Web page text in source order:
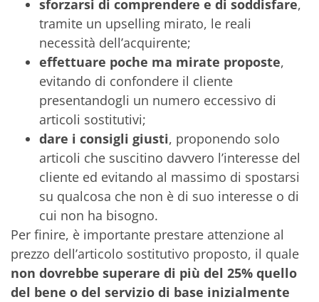
sforzarsi di comprendere e di soddisfare,
tramite un upselling mirato, le reali
necessità dell’acquirente;
effettuare poche ma mirate proposte,
evitando di confondere il cliente
presentandogli un numero eccessivo di
articoli sostitutivi;
dare i consigli giusti, proponendo solo
articoli che suscitino davvero l’interesse del
cliente ed evitando al massimo di spostarsi
su qualcosa che non è di suo interesse o di
cui non ha bisogno.
Per finire, è importante prestare attenzione al
prezzo dell’articolo sostitutivo proposto, il quale
non dovrebbe superare di più del 25% quello
del bene o del servizio di base inizialmente